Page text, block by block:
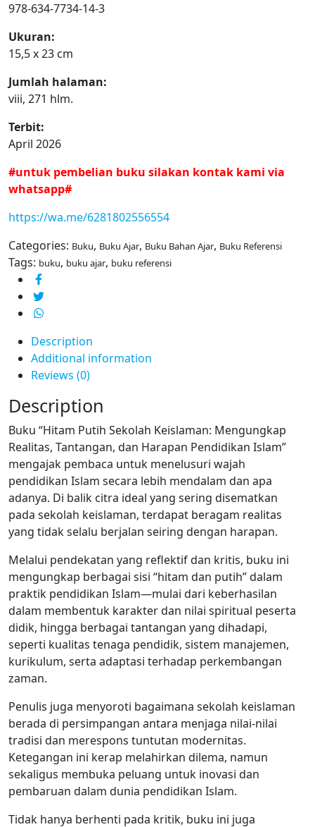
978-634-7734-14-3
Ukuran:
15,5 x 23 cm
Jumlah halaman:
viii, 271 hlm.
Terbit:
April 2026
#untuk pembelian buku silakan kontak kami via
whatsapp#
https://wa.me/6281802556554
Categories: Buku, Buku Ajar, Buku Bahan Ajar, Buku Referensi
Tags: buku, buku ajar, buku referensi
Description
Additional information
Reviews (0)
Description
Buku “Hitam Putih Sekolah Keislaman: Mengungkap
Realitas, Tantangan, dan Harapan Pendidikan Islam”
mengajak pembaca untuk menelusuri wajah
pendidikan Islam secara lebih mendalam dan apa
adanya. Di balik citra ideal yang sering disematkan
pada sekolah keislaman, terdapat beragam realitas
yang tidak selalu berjalan seiring dengan harapan.
Melalui pendekatan yang reflektif dan kritis, buku ini
mengungkap berbagai sisi “hitam dan putih” dalam
praktik pendidikan Islam—mulai dari keberhasilan
dalam membentuk karakter dan nilai spiritual peserta
didik, hingga berbagai tantangan yang dihadapi,
seperti kualitas tenaga pendidik, sistem manajemen,
kurikulum, serta adaptasi terhadap perkembangan
zaman.
Penulis juga menyoroti bagaimana sekolah keislaman
berada di persimpangan antara menjaga nilai-nilai
tradisi dan merespons tuntutan modernitas.
Ketegangan ini kerap melahirkan dilema, namun
sekaligus membuka peluang untuk inovasi dan
pembaruan dalam dunia pendidikan Islam.
Tidak hanya berhenti pada kritik, buku ini juga